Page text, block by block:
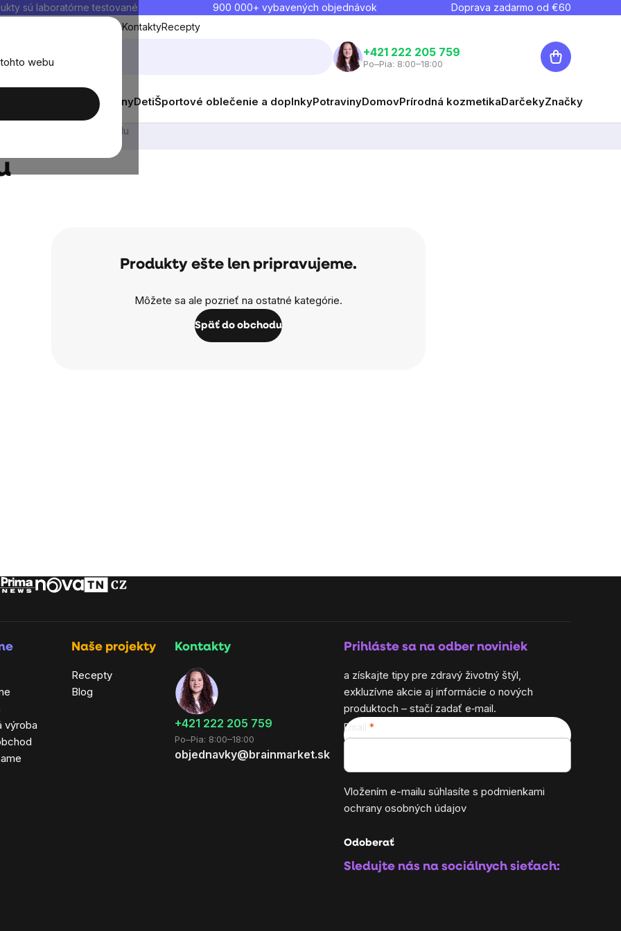
webu
sú laboratórne testované 900 000+ vybavených objednávok Doprava zadarmo od €60
Doprava a platbaKontaktyRecepty
+421 222 205 759
Po–Pia: 8:00–18:00
Nákupný
košík
Muži ŽenyDetiŠportové oblečenie a doplnkyPotravinyDomovPrírodná kozmetikaDarčekyZnačky
TIP: Vytvor si svoju sadu
Produkty ešte len pripravujeme.
Môžete sa ale pozrieť na ostatné kategórie.
Späť do obchodu
výroba
Naše projekty
Recepty
Blog
Kontakty
+421 222 205 759
Po–Pia: 8:00–18:00
objednavky@brainmarket.sk
Prihláste sa na odber noviniek
a získajte tipy pre zdravý životný štýl,
exkluzívne akcie aj informácie o nových
produktoch – stačí zadať e‑mail.
Email
Vložením e-mailu súhlasíte s podmienkami
ochrany osobných údajov
Odoberať
Sledujte nás na sociálnych sieťach: